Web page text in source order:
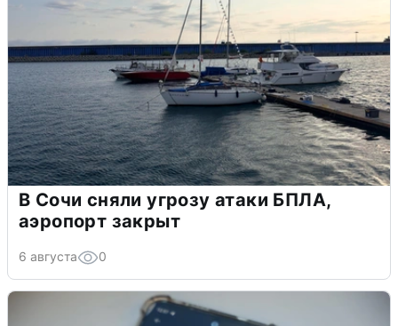
В Сочи сняли угрозу атаки БПЛА,
аэропорт закрыт
6 августа 0